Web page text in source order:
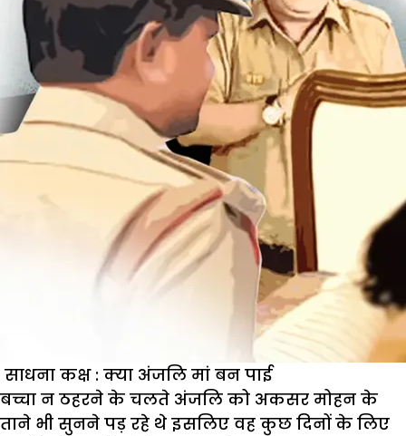
साधना कक्ष : क्या अंजलि मां बन पाई
बच्चा न ठहरने के चलते अंजलि को अकसर मोहन के
ताने भी सुनने पड़ रहे थे इसलिए वह कुछ दिनों के लिए